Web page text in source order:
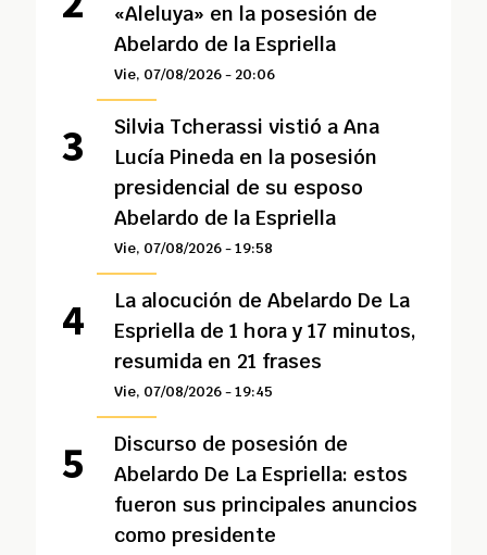
«Aleluya» en la posesión de
Abelardo de la Espriella
Vie, 07/08/2026 - 20:06
Silvia Tcherassi vistió a Ana
Lucía Pineda en la posesión
presidencial de su esposo
Abelardo de la Espriella
Vie, 07/08/2026 - 19:58
La alocución de Abelardo De La
Espriella de 1 hora y 17 minutos,
resumida en 21 frases
Vie, 07/08/2026 - 19:45
Discurso de posesión de
Abelardo De La Espriella: estos
fueron sus principales anuncios
como presidente